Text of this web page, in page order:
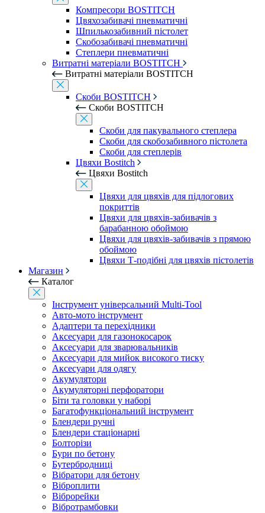
Компресори BOSTITCH
Цвяхозабивачі пневматичні
Шпилькозабивний пістолет
Скобозабивачі пневматичні
Степлери пневматичні
Витратні матеріали BOSTITCH
Витратні матеріали BOSTITCH
Скоби BOSTITCH
Скоби BOSTITCH
Скоби для пакувального степлера
Скоби для скобозабивного пістолета
Скоби для степлерів
Цвяхи Bostitch
Цвяхи Bostitch
Цвяхи для цвяхів для підлогових
покриттів
Цвяхи для цвяхів-забивачів з
барабанною обоймою
Цвяхи для цвяхів-забивачів з прямою
обоймою
Цвяхи Т-подібні для цвяхів пістолетів
Магазин
Каталог
Інструмент універсальний Multi-Tool
Авто-мото інструмент
Адаптери та перехідники
Аксесуари для газонокосарок
Аксесуари для зварювальників
Аксесуари для мийок високого тиску
Аксесуари для одягу
Акумулятори
Акумуляторні перфоратори
Біти та головки у наборі
Багатофункціональний інструмент
Блендери ручні
Блендери стаціонарні
Болторізи
Бури по бетону
Бутербродниці
Вібратори для бетону
Віброплити
Віброрейки
Вібротрамбовки